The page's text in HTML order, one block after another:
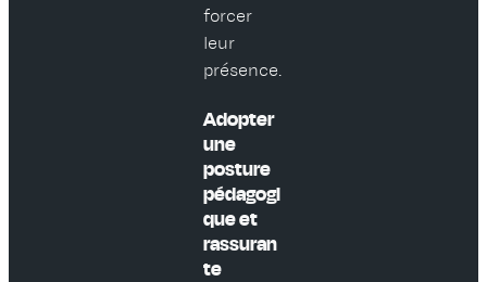
forcer
leur
présence.
Adopter
une
posture
pédagogi
que et
rassuran
te